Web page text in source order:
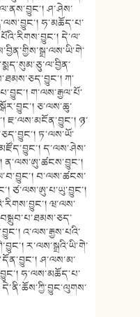
ཤ་ཤེས་
ཧ་མཆོད་པ་
དེ་ལ་
ཀ་
ག་ལས་རྒྱལ་པོ་
ཅ་ལས་ཆུ་
ཇ་ལས་མངོན་བྱུང་། ཉ་
ཏ་ལས་ཡོ་
ད་ལས་ཤེས་
ན་ལས་ཨུ་ཚངས་བྱུང་།
བ་ལས་ཚངས་
ཙ་ལས་ཨུ་པ་ཡུ་བྱུང་།
ཝ་ལས་
འ་ལས་རྒྱས་པའི་
ར་ལས་སྒྲའི་ཡི་གེ་
ཤ་ལས་མ་
ཧ་ལས་མཆོད་པ་